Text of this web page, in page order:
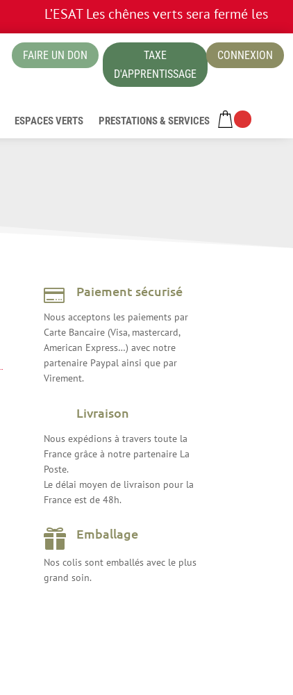
L’ESAT Les chênes verts sera fermé les
FAIRE UN DON
TAXE
D'APPRENTISSAGE
CONNEXION
ESPACES VERTS PRESTATIONS & SERVICES
 Paiement sécurisé
Nous acceptons les paiements par
Carte Bancaire (Visa, mastercard,
American Express…) avec notre
partenaire Paypal ainsi que par
Virement.
Livraison
Nous expédions à travers toute la
France grâce à notre partenaire La
Poste.
Le délai moyen de livraison pour la
France est de 48h.
 Emballage
Nos colis sont emballés avec le plus
grand soin.